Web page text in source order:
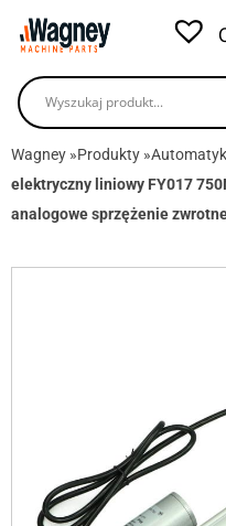
Wagney »Produkty »
elektryczny liniowy FY017
analogowe sprzężenie